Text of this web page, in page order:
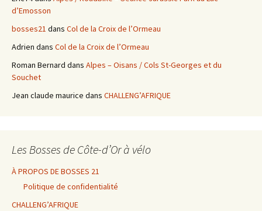
d’Emosson
bosses21 dans Col de la Croix de l’Ormeau
Adrien dans Col de la Croix de l’Ormeau
Roman Bernard dans Alpes – Oisans / Cols St-Georges et du
Souchet
Jean claude maurice dans CHALLENG’AFRIQUE
Les Bosses de Côte-d’Or à vélo
À PROPOS DE BOSSES 21
Politique de confidentialité
CHALLENG’AFRIQUE